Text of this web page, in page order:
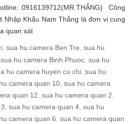
0916139712(MR.THẮNG) Công
Nhập Khẩu Nam Thắng là đơn vị cung
quan sát
sua hu camera Ben Tre sua hu
sua hu camera Binh Phuoc sua hu
hu camera huyen cu chi sua hu
camera quan 10 sua hu camera
quan 12 sua hu camera quan 2
sua hu camera quan 4 sua hu
camera quan 6 sua hu camera quan